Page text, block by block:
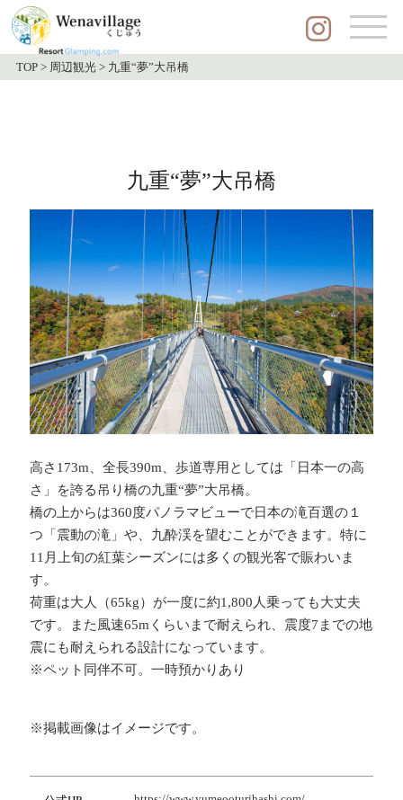
TOP > 周辺観光 > 九重“夢”大吊橋
九重“夢”大吊橋
高さ173m、全長390m、歩道専用としては「日本一の高
さ」を誇る吊り橋の九重“夢”大吊橋。
橋の上からは360度パノラマビューで日本の滝百選の１
つ「震動の滝」や、九酔渓を望むことができます。特に
11月上旬の紅葉シーズンには多くの観光客で賑わいま
す。
荷重は大人（65kg）が一度に約1,800人乗っても大丈夫
です。また風速65mくらいまで耐えられ、震度7までの地
震にも耐えられる設計になっています。
※ペット同伴不可。一時預かりあり
※掲載画像はイメージです。